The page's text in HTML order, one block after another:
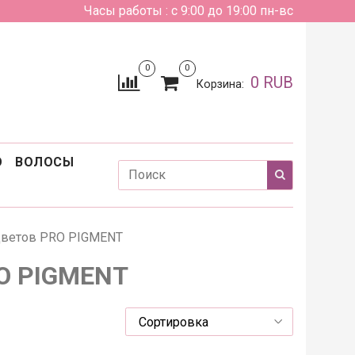
Часы работы : с 9:00 до 19:00 пн-вс
0 0
Корзина: 0 RUB
ВОЛОСЫ
PRO PIGMENT
PIGMENT